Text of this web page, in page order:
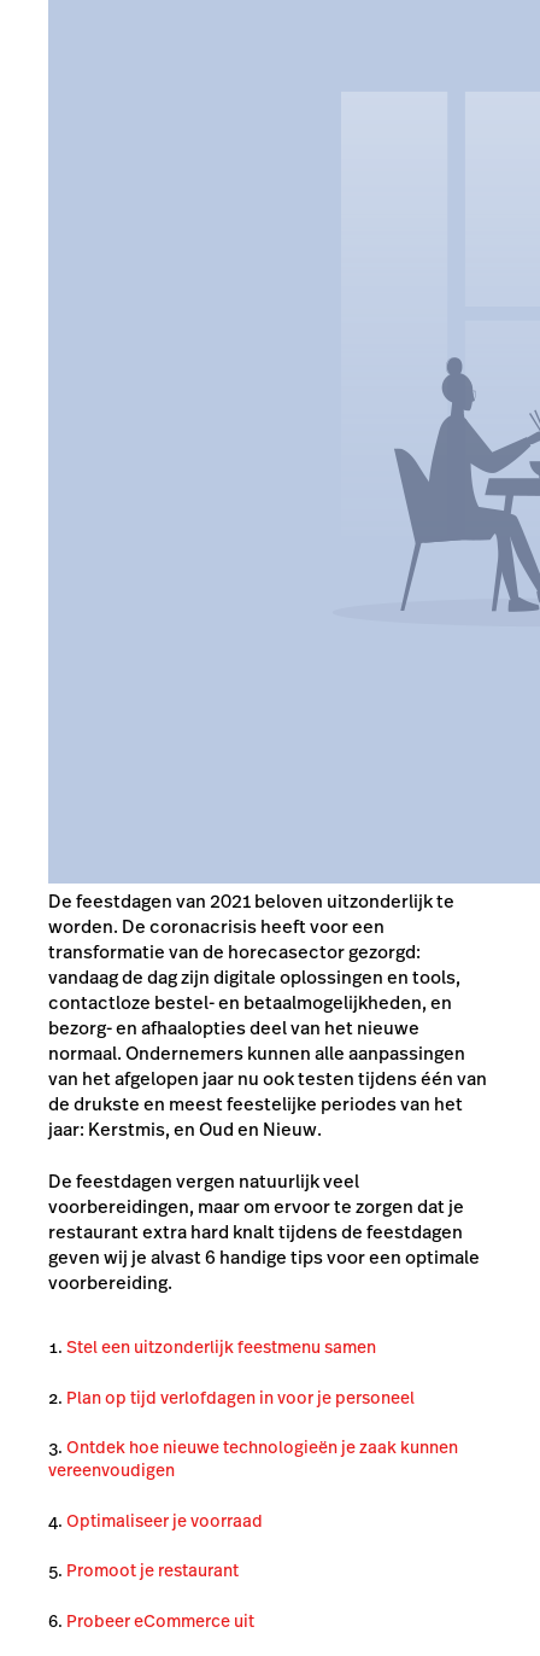
De feestdagen van 2021 beloven uitzonderlijk te
worden. De coronacrisis heeft voor een
transformatie van de horecasector gezorgd:
vandaag de dag zijn digitale oplossingen en tools,
contactloze bestel- en betaalmogelijkheden, en
bezorg- en afhaalopties deel van het nieuwe
normaal. Ondernemers kunnen alle aanpassingen
van het afgelopen jaar nu ook testen tijdens één van
de drukste en meest feestelijke periodes van het
jaar: Kerstmis, en Oud en Nieuw.
De feestdagen vergen natuurlijk veel
voorbereidingen, maar om ervoor te zorgen dat je
restaurant extra hard knalt tijdens de feestdagen
geven wij je alvast 6 handige tips voor een optimale
voorbereiding.
Stel een uitzonderlijk feestmenu samen
Plan op tijd verlofdagen in voor je personeel
Ontdek hoe nieuwe technologieën je zaak kunnen
vereenvoudigen
Optimaliseer je voorraad
Promoot je restaurant
Probeer eCommerce uit